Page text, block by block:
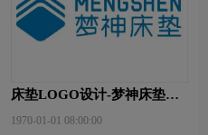
床垫LOGO设计-梦神床垫品
1970-01-01 08:00:00